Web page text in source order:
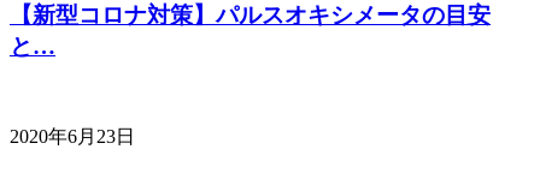
【新型コロナ対策】パルスオキシメータの目安
と…
2020年6月23日